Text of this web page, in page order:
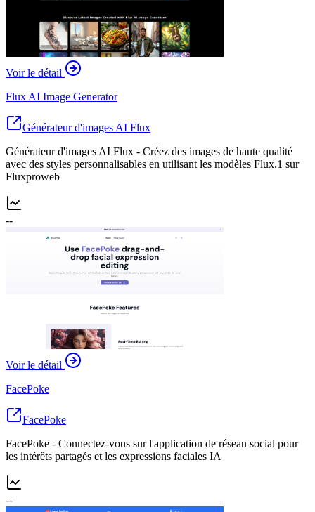
Voir le détail
Flux AI Image Generator
Générateur d'images AI Flux
Générateur d'images AI Flux - Créez des images de haute qualité
avec des styles personnalisables en utilisant les modèles Flux.1 sur
Fluxproweb
--
Voir le détail
FacePoke
FacePoke
FacePoke - Connectez-vous sur l'application de réseau social pour
les intérêts partagés et les expressions faciales IA
--